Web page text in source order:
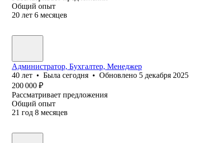
Общий опыт
20 лет 6 месяцев
Администратор, Бухгалтер, Менеджер
40 лет • Была сегодня • Обновлено 5 декабря 2025
200 000 ₽
Рассматривает предложения
Общий опыт
21 год 8 месяцев